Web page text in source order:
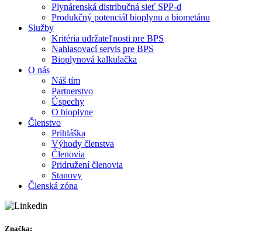
Plynárenská distribučná sieť SPP-d
Produkčný potenciál bioplynu a biometánu
Služby
Kritéria udržateľnosti pre BPS
Nahlasovací servis pre BPS
Bioplynová kalkulačka
O nás
Náš tím
Partnerstvo
Úspechy
O bioplyne
Členstvo
Prihláška
Výhody členstva
Členovia
Pridružení členovia
Stanovy
Členská zóna
Značka: